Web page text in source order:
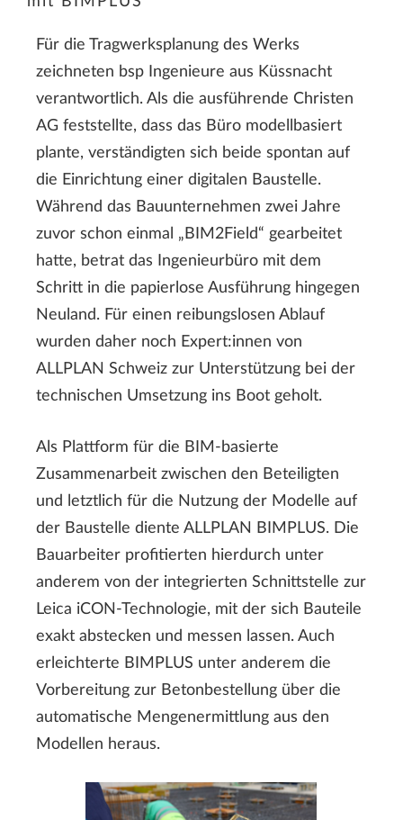
Für die Tragwerksplanung des Werks
zeichneten bsp Ingenieure aus Küssnacht
verantwortlich. Als die ausführende Christen
AG feststellte, dass das Büro modellbasiert
plante, verständigten sich beide spontan auf
die Einrichtung einer digitalen Baustelle.
Während das Bauunternehmen zwei Jahre
zuvor schon einmal „BIM2Field“ gearbeitet
hatte, betrat das Ingenieurbüro mit dem
Schritt in die papierlose Ausführung hingegen
Neuland. Für einen reibungslosen Ablauf
wurden daher noch Expert:innen von
ALLPLAN Schweiz zur Unterstützung bei der
technischen Umsetzung ins Boot geholt.
Als Plattform für die BIM-basierte
Zusammenarbeit zwischen den Beteiligten
und letztlich für die Nutzung der Modelle auf
der Baustelle diente ALLPLAN BIMPLUS. Die
Bauarbeiter profitierten hierdurch unter
anderem von der integrierten Schnittstelle zur
Leica iCON-Technologie, mit der sich Bauteile
exakt abstecken und messen lassen. Auch
erleichterte BIMPLUS unter anderem die
Vorbereitung zur Betonbestellung über die
automatische Mengenermittlung aus den
Modellen heraus.